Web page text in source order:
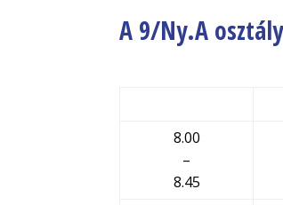
A 9/Ny.A
8.00
–
8.45